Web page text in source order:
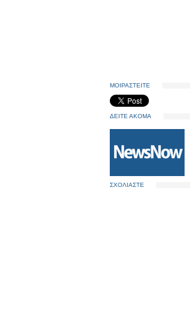
ΜΟΙΡΑΣΤΕΙΤΕ
ΔΕΙΤΕ ΑΚΟΜΑ
ΣΧΟΛΙΑΣΤΕ